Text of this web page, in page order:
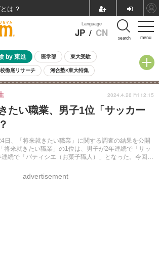
menu
Language
JP / CN search
by 東進 医学部 東大受験
徹底リサーチ 河合塾×東大特集
高校受験 中学受験 小学校受験
全国公立高校 過去問 人気記事
）
たい職業、男子1位「サッカー
、「将来就きたい職業」に関する調査の結果を公開
将来就きたい職業」の1位は、男子が2年連続で「サッ
続で「パティシエ（お菓子職人）」となった。今回初
advertisement
2024.4.26 Fri 12:15